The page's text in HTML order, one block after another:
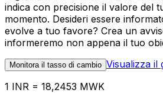
indica con precisione il valore del
momento. Desideri essere
evolve a tuo favore? Crea un
informeremo non appena il tuo
Monitora il tasso di cambio Visualizza il
1 INR = 18,2453 MWK